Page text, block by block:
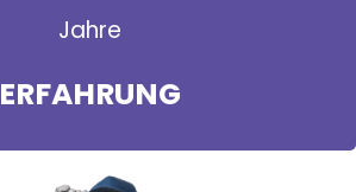
Jahre
ERFAHRUNG